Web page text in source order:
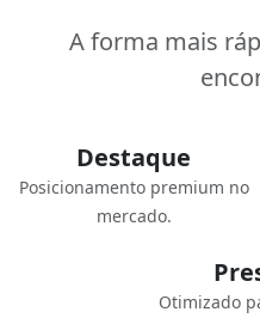
A forma mais
Destaque
Posicionamento premium no
mercado.
Otimizado